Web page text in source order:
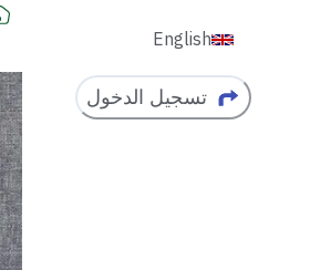
English
تسجيل الدخول